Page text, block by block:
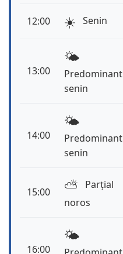
12:00 ☀️ Senin
13:00
🌤️
Predominant
senin
14:00
🌤️
Predominant
senin
15:00 ⛅️
Parțial
noros
16:00
🌤️